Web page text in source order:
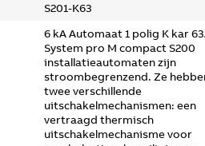
S201-K63
6 kA Automaat 1 polig K kar
System pro M compact S200
installatieautomaten zijn
stroombegrenzend. Ze
twee verschillende
uitschakelmechanismen: een
vertraagd thermisch
uitschakelmechanisme voor